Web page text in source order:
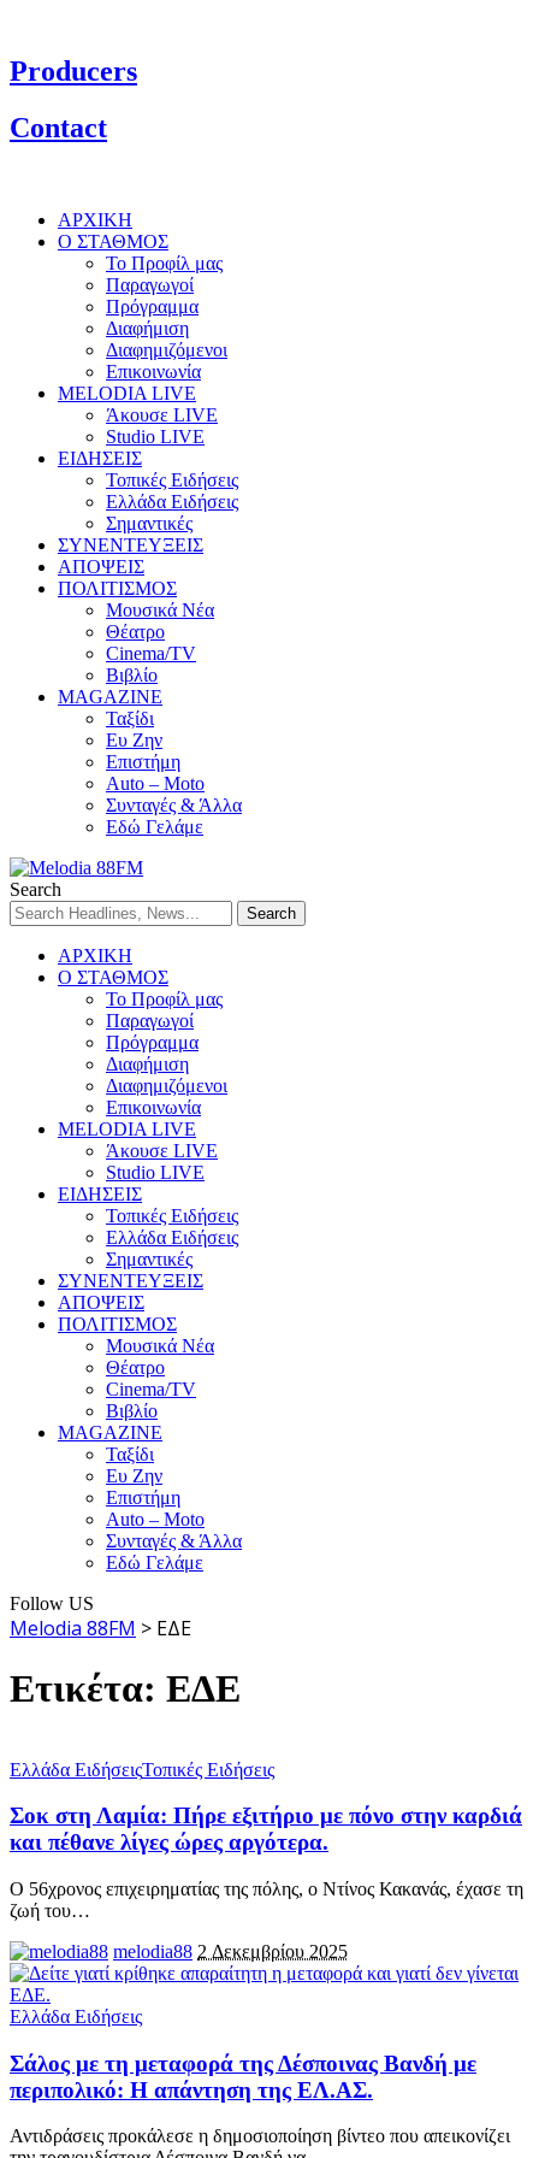
Producers
Contact
ΑΡΧΙΚΗ
Ο ΣΤΑΘΜΟΣ
Το Προφίλ μας
Παραγωγοί
Πρόγραμμα
Διαφήμιση
Διαφημιζόμενοι
Επικοινωνία
MELODIA LIVE
Άκουσε LIVE
Studio LIVE
ΕΙΔΗΣΕΙΣ
Τοπικές Ειδήσεις
Ελλάδα Ειδήσεις
Σημαντικές
ΣΥΝΕΝΤΕΥΞΕΙΣ
ΑΠΟΨΕΙΣ
ΠΟΛΙΤΙΣΜΟΣ
Μουσικά Νέα
Θέατρο
Cinema/TV
Βιβλίο
MAGAZINE
Ταξίδι
Ευ Ζην
Επιστήμη
Auto – Moto
Συνταγές & Άλλα
Εδώ Γελάμε
Search
ΑΡΧΙΚΗ
Ο ΣΤΑΘΜΟΣ
Το Προφίλ μας
Παραγωγοί
Πρόγραμμα
Διαφήμιση
Διαφημιζόμενοι
Επικοινωνία
MELODIA LIVE
Άκουσε LIVE
Studio LIVE
ΕΙΔΗΣΕΙΣ
Τοπικές Ειδήσεις
Ελλάδα Ειδήσεις
Σημαντικές
ΣΥΝΕΝΤΕΥΞΕΙΣ
ΑΠΟΨΕΙΣ
ΠΟΛΙΤΙΣΜΟΣ
Μουσικά Νέα
Θέατρο
Cinema/TV
Βιβλίο
MAGAZINE
Ταξίδι
Ευ Ζην
Επιστήμη
Auto – Moto
Συνταγές & Άλλα
Εδώ Γελάμε
Follow US
Melodia 88FM > ΕΔΕ
Ετικέτα: ΕΔΕ
Ελλάδα ΕιδήσειςΤοπικές Ειδήσεις
Σοκ στη Λαμία: Πήρε εξιτήριο με πόνο στην καρδιά
και πέθανε λίγες ώρες αργότερα.
Ο 56χρονος επιχειρηματίας της πόλης, ο Ντίνος Κακανάς, έχασε τη
ζωή του…
melodia88 2 Δεκεμβρίου 2025
Ελλάδα Ειδήσεις
Σάλος με τη μεταφορά της Δέσποινας Βανδή με
περιπολικό: Η απάντηση της ΕΛ.ΑΣ.
Αντιδράσεις προκάλεσε η δημοσιοποίηση βίντεο που απεικονίζει